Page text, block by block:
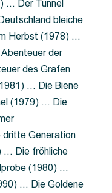
… Der Tunnel
bleiche
Herbst (1978) …
der
des Grafen
… Die Biene
(1979) … Die
Generation
… Die fröhliche
(1980) …
… Die Goldene